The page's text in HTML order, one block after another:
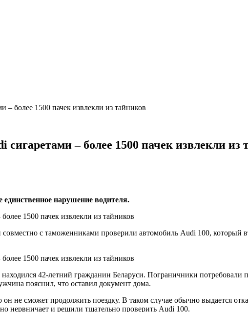
– более 1500 пачек извлекли из тайников
– более 1500 пачек извлекли из
нарушение водителя.
с таможенниками проверили автомобиль Audi 100, который
42-летний гражданин Беларуси. Пограничники
пояснил, что оставил документ дома.
не сможет продолжить поездку. В таком случае обычно выдается
нервничает и решили тщательно проверить Audi 100.